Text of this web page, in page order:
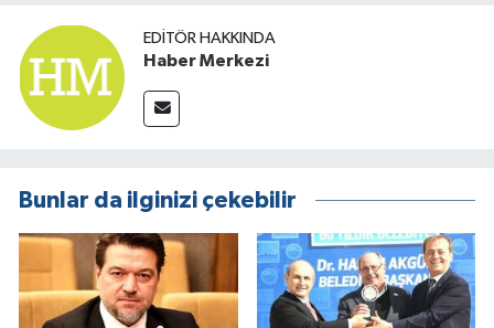
EDITÖR HAKKINDA
Haber Merkezi
Bunlar da ilginizi çekebilir